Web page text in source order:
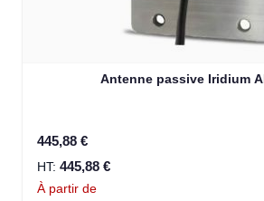
Antenne passive Iridium
445,88 €
445,88 €
À partir de